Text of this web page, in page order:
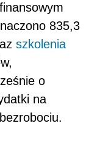
835,3
szkolenia
o
na